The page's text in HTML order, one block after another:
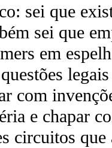
sei que
sei que
em
com
e chapar
circuitos